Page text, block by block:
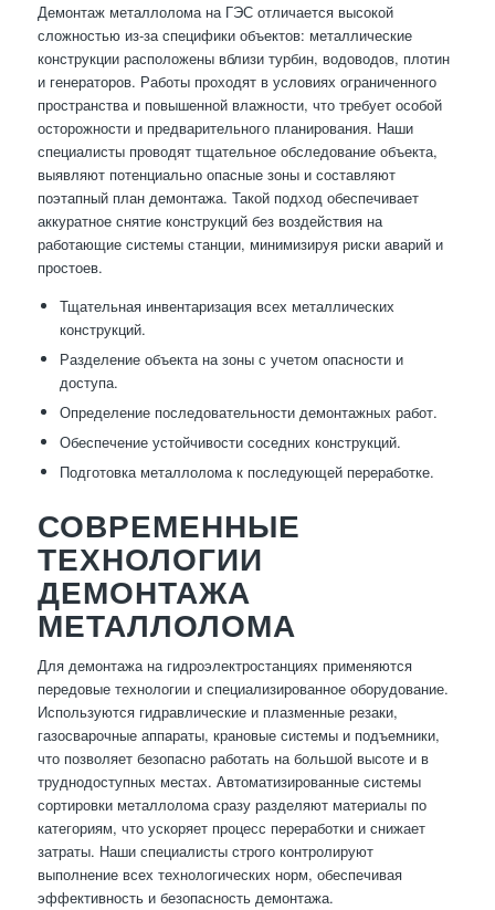
Демонтаж металлолома на ГЭС отличается высокой
сложностью из-за специфики объектов: металлические
конструкции расположены вблизи турбин, водоводов, плотин
и генераторов. Работы проходят в условиях ограниченного
пространства и повышенной влажности, что требует особой
осторожности и предварительного планирования. Наши
специалисты проводят тщательное обследование объекта,
выявляют потенциально опасные зоны и составляют
поэтапный план демонтажа. Такой подход обеспечивает
аккуратное снятие конструкций без воздействия на
работающие системы станции, минимизируя риски аварий и
простоев.
Тщательная инвентаризация всех металлических
конструкций.
Разделение объекта на зоны с учетом опасности и
доступа.
Определение последовательности демонтажных работ.
Обеспечение устойчивости соседних конструкций.
Подготовка металлолома к последующей переработке.
СОВРЕМЕННЫЕ
ТЕХНОЛОГИИ
ДЕМОНТАЖА
МЕТАЛЛОЛОМА
Для демонтажа на гидроэлектростанциях применяются
передовые технологии и специализированное оборудование.
Используются гидравлические и плазменные резаки,
газосварочные аппараты, крановые системы и подъемники,
что позволяет безопасно работать на большой высоте и в
труднодоступных местах. Автоматизированные системы
сортировки металлолома сразу разделяют материалы по
категориям, что ускоряет процесс переработки и снижает
затраты. Наши специалисты строго контролируют
выполнение всех технологических норм, обеспечивая
эффективность и безопасность демонтажа.